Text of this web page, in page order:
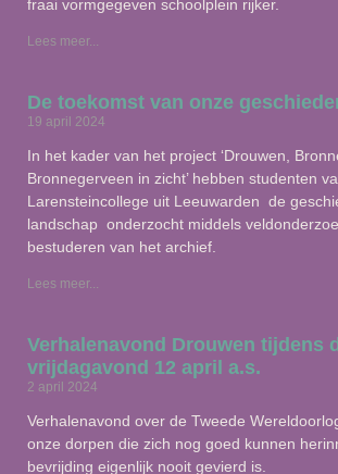
fraai vormgegeven schoolplein rijker.
Lees meer...
De toekomst van onze
19 april 2024
In het kader van het project ‘Drouwen,
Bronnegerveen in zicht’ hebben studenten
Larensteincollege uit Leeuwarden de
landschap onderzocht middels
bestuderen van het archief.
Lees meer...
Verhalenavond Drouwen tijdens
vrijdagavond 12 april a.s.
2 april 2024
Verhalenavond over de Tweede
onze dorpen die zich nog goed kunnen
bevrijding eigenlijk nooit gevierd is.